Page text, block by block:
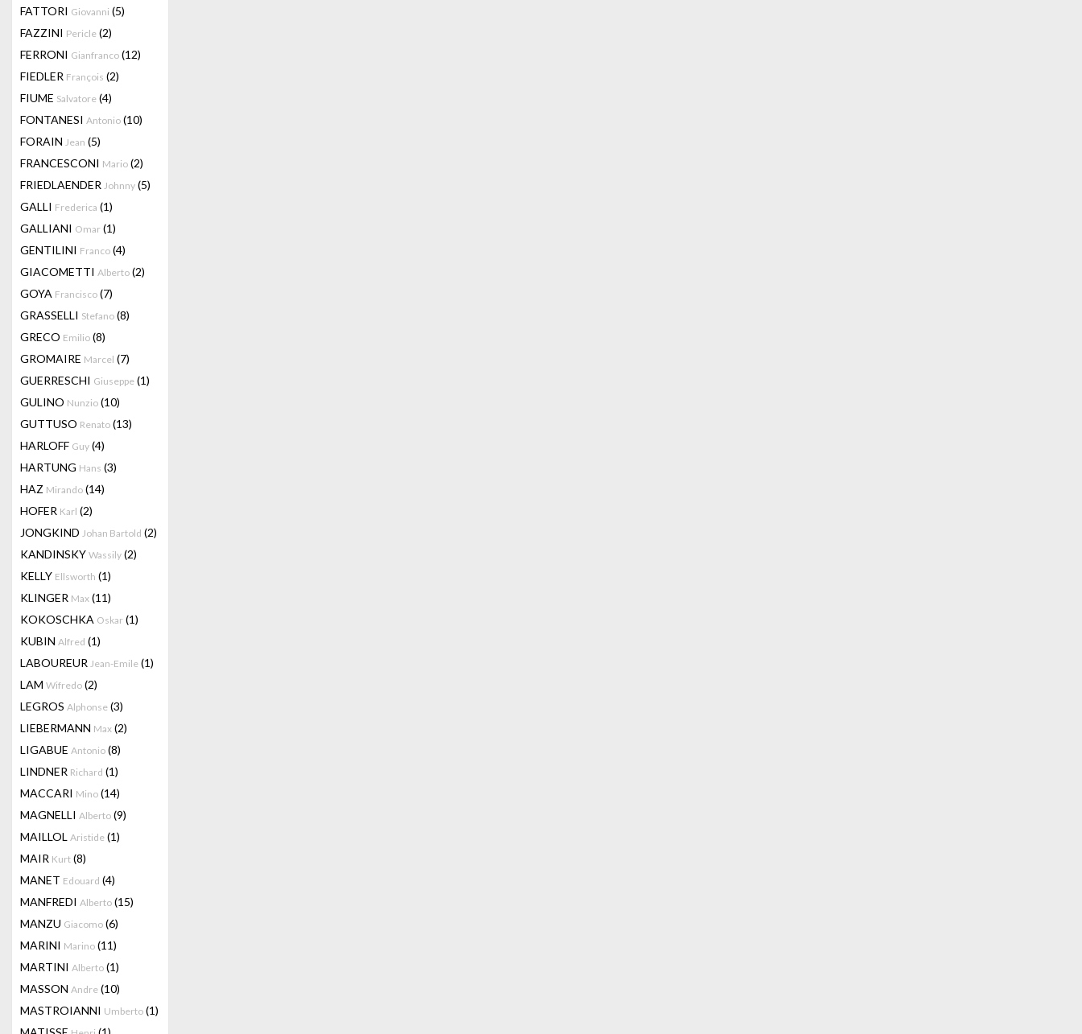
FATTORI Giovanni (5)
FAZZINI Pericle (2)
FERRONI Gianfranco (12)
FIEDLER François (2)
FIUME Salvatore (4)
FONTANESI Antonio (10)
FORAIN Jean (5)
FRANCESCONI Mario (2)
FRIEDLAENDER Johnny (5)
GALLI Frederica (1)
GALLIANI Omar (1)
GENTILINI Franco (4)
GIACOMETTI Alberto (2)
GOYA Francisco (7)
GRASSELLI Stefano (8)
GRECO Emilio (8)
GROMAIRE Marcel (7)
GUERRESCHI Giuseppe (1)
GULINO Nunzio (10)
GUTTUSO Renato (13)
HARLOFF Guy (4)
HARTUNG Hans (3)
HAZ Mirando (14)
HOFER Karl (2)
JONGKIND Johan Bartold (2)
KANDINSKY Wassily (2)
KELLY Ellsworth (1)
KLINGER Max (11)
KOKOSCHKA Oskar (1)
KUBIN Alfred (1)
LABOUREUR Jean-Emile (1)
LAM Wifredo (2)
LEGROS Alphonse (3)
LIEBERMANN Max (2)
LIGABUE Antonio (8)
LINDNER Richard (1)
MACCARI Mino (14)
MAGNELLI Alberto (9)
MAILLOL Aristide (1)
MAIR Kurt (8)
MANET Edouard (4)
MANFREDI Alberto (15)
MANZU Giacomo (6)
MARINI Marino (11)
MARTINI Alberto (1)
MASSON Andre (10)
MASTROIANNI Umberto (1)